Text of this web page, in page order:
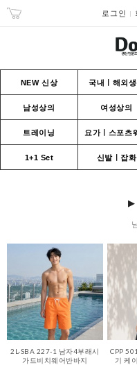
로그인
NEW 신상 국내ㅣ해외
남성상의 여성상의
트레이닝 요가ㅣ스포츠
1+1 Set 신발ㅣ잡화
▶
2L-SBA 227-1 남자4부래시
가드비치웨어반바지
CPP
기 케